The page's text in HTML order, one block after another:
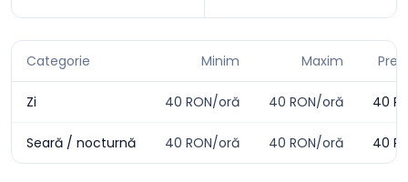
Categorie Minim Maxim Preț
Zi 40 RON/oră 40 RON/oră 40
Seară / nocturnă 40 RON/oră 40 RON/oră 40